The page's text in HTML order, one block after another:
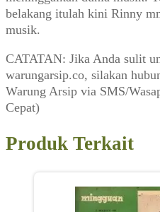
belakang itulah kini Rinny
musik.
CATATAN: Jika Anda sulit
warungarsip.co, silakan
Warung Arsip via SMS/
Cepat)
Produk Terkait